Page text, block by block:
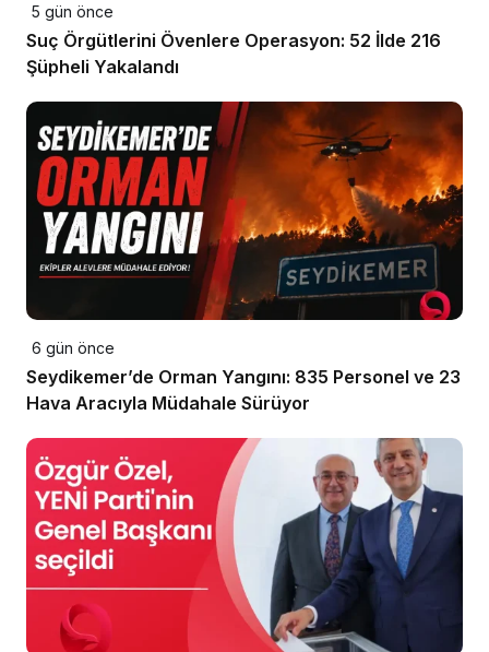
5 gün önce
Suç Örgütlerini Övenlere Operasyon: 52 İlde 216
Şüpheli Yakalandı
6 gün önce
Seydikemer’de Orman Yangını: 835 Personel ve 23
Hava Aracıyla Müdahale Sürüyor